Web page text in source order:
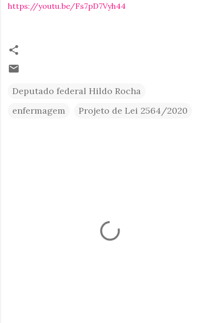
https://youtu.be/Fs7pD7Vyh44
Deputado federal Hildo Rocha
enfermagem
Projeto de Lei 2564/2020